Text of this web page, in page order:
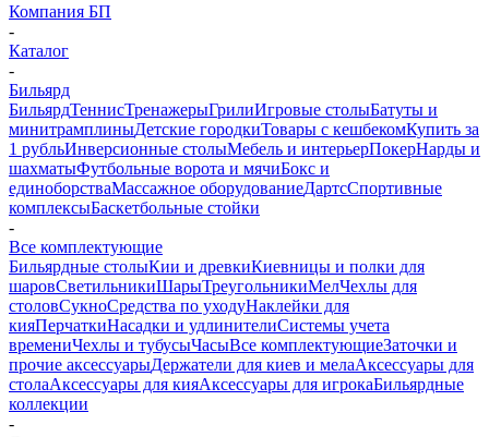
Компания БП
-
Каталог
-
Бильярд
БильярдТеннисТренажерыГрилиИгровые столыБатуты и
минитрамплиныДетские городкиТовары с кешбекомКупить за
1 рубльИнверсионные столыМебель и интерьерПокерНарды и
шахматыФутбольные ворота и мячиБокс и
единоборстваМассажное оборудованиеДартсСпортивные
комплексыБаскетбольные стойки
-
Все комплектующие
Бильярдные столыКии и древкиКиевницы и полки для
шаровСветильникиШарыТреугольникиМелЧехлы для
столовСукноСредства по уходуНаклейки для
кияПерчаткиНасадки и удлинителиСистемы учета
времениЧехлы и тубусыЧасыВсе комплектующиеЗаточки и
прочие аксессуарыДержатели для киев и мелаАксессуары для
столаАксессуары для кияАксессуары для игрокаБильярдные
коллекции
-